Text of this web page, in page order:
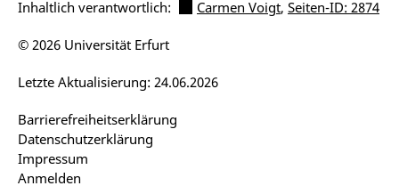
Inhaltlich verantwortlich: Carmen Voigt, Seiten-ID: 2874
Barrierefreiheitserklärung
Datenschutzerklärung
Impressum
Anmelden
Letzte Aktualisierung: 24.06.2026
© 2026 Universität Erfurt